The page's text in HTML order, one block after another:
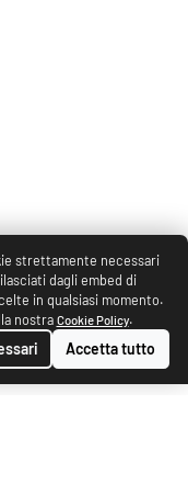
strettamente necessari
dagli embed di
in qualsiasi momento.
nostra Cookie Policy.
Accetta tutto